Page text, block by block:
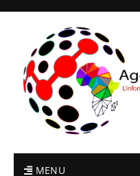
MENU